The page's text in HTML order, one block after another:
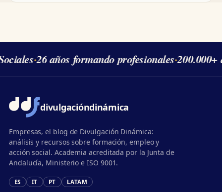
·26 años formando profesionales·200.000+
divulgacióndinámica
Empresas, el blog de Divulgación Dinámica:
análisis y recursos sobre formación, empleo y
acción social. Academia acreditada por la Junta de
Andalucía, Ministerio e ISO 9001.
ES IT PT LATAM